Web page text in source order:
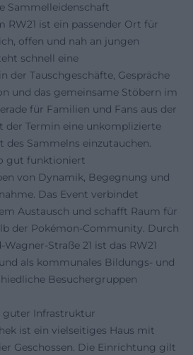
Sammelleidenschaft
RW21 ist ein passender Ort für
offen und nah an jungen
schnell eine
der Tauschgeschäfte, Gespräche
und das gemeinsame Stöbern im
für Familien und Fans aus der
der Termin eine unkomplizierte
des Sammelns einzutauchen.
gut funktioniert
von Dynamik, Begegnung und
Das Event verbindet
Austausch und schafft Raum für
der Pokémon-Community. Durch
Straße 21 ist das RW21
als kommunales Bildungs- und
Besuchergruppen
Infrastruktur
ist ein vielseitiges Haus mit
Geschossen. Die Einrichtung gilt